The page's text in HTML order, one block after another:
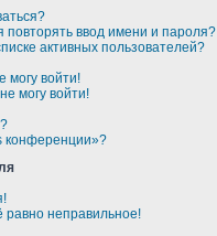
повторять ввод имени и пароля?
активных пользователей?
могу войти!
могу войти!
конференции»?
равно неправильное!